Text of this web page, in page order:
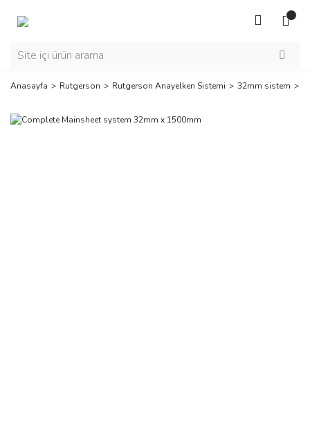
Anasayfa Rutgerson Rutgerson Anayelken Sistemi 32mm sistem